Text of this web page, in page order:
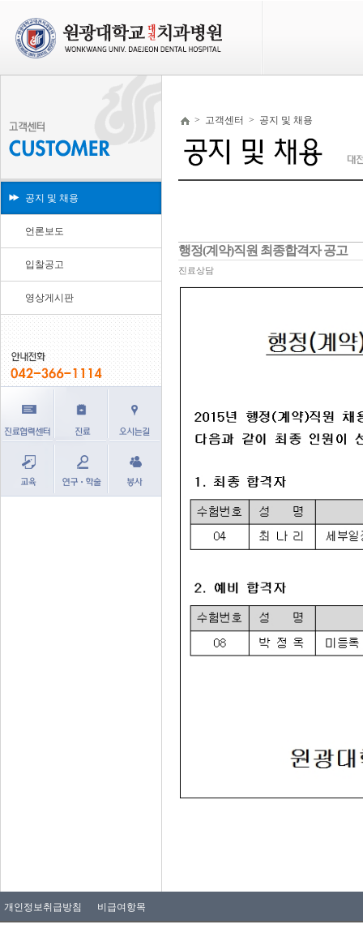
공지 및 채용
언론보도
입찰공고
영상게시판
> 고객센터 > 공지 및 채용
행정(계약)직원 최종합격자 공고
진료상담
개인정보취급방침 비급여항목